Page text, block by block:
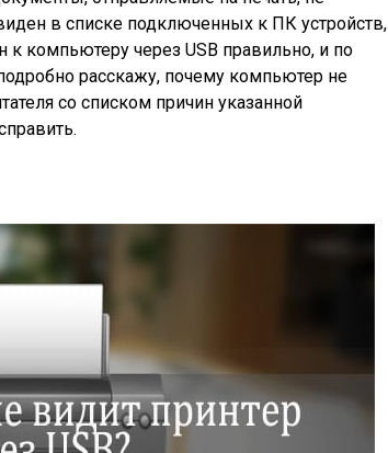
в списке подключенных к ПК устройств,
компьютеру через USB правильно, и по
расскажу, почему компьютер не
со списком причин указанной